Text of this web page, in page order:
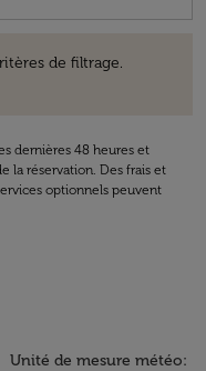
de filtrage.
dernières 48 heures et
la réservation. Des frais et
optionnels peuvent
Unité de mesure météo: